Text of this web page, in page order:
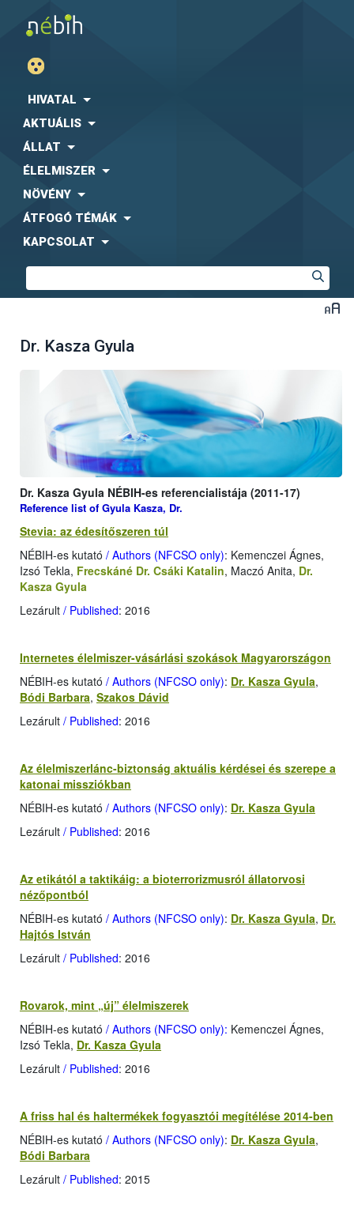
HIVATAL
AKTUÁLIS
ÁLLAT
ÉLELMISZER
NÖVÉNY
ÁTFOGÓ TÉMÁK
KAPCSOLAT
Dr. Kasza Gyula
Dr. Kasza Gyula NÉBIH-es referencialistája (2011-17)
Reference list of Gyula Kasza, Dr.
Stevia: az édesítőszeren túl
NÉBIH-es kutató / Authors (NFCSO only): Kemenczei Ágnes,
Izsó Tekla, Frecskáné Dr. Csáki Katalin, Maczó Anita, Dr.
Kasza Gyula
Lezárult / Published: 2016
Internetes élelmiszer-vásárlási szokások Magyarországon
NÉBIH-es kutató / Authors (NFCSO only): Dr. Kasza Gyula,
Bódi Barbara, Szakos Dávid
Lezárult / Published: 2016
Az élelmiszerlánc-biztonság aktuális kérdései és szerepe a
katonai missziókban
NÉBIH-es kutató / Authors (NFCSO only): Dr. Kasza Gyula
Lezárult / Published: 2016
Az etikától a taktikáig: a bioterrorizmusról állatorvosi
nézőpontból
NÉBIH-es kutató / Authors (NFCSO only): Dr. Kasza Gyula, Dr.
Hajtós István
Lezárult / Published: 2016
Rovarok, mint „új” élelmiszerek
NÉBIH-es kutató / Authors (NFCSO only): Kemenczei Ágnes,
Izsó Tekla, Dr. Kasza Gyula
Lezárult / Published: 2016
A friss hal és haltermékek fogyasztói megítélése 2014-ben
NÉBIH-es kutató / Authors (NFCSO only): Dr. Kasza Gyula,
Bódi Barbara
Lezárult / Published: 2015